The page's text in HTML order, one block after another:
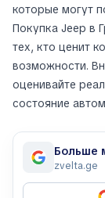
которые могут
Покупка Jeep в
тех, кто ценит
возможности.
оценивайте
состояние
Больше
zvelta.ge